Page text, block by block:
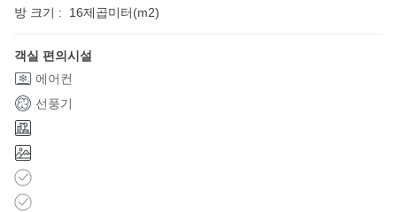
방 크기 :
16제곱미터(m2)
객실 편의시설
에어컨
선풍기